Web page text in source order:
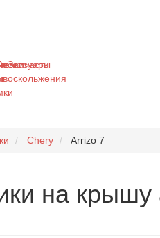
Запчасти
Chery Arrizo 7
на